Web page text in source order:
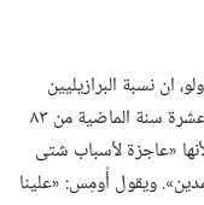
ان نسبة البرازيليين
الذين ينتمون الى الكاثوليكية تدنّت خلال الاربع عشرة سنة الماضية من ٨٣
لأنها «عاجزة لأسباب شتى
ويقول أُومِس:‏ «علينا